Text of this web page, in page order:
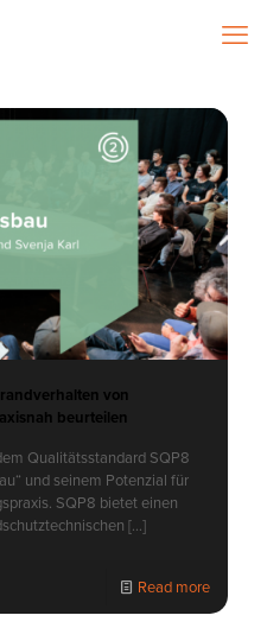
von
beurteilen
Qualitätsstandard SQP8
und seinem Potenzial für
SQP8 bietet einen
[…]
Read more